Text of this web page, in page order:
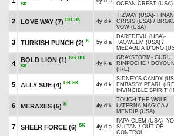
SK
OCEAN CREST (USA)
2 LOVE WAY (7) DB SK 4y d k
TIZWAY (USA)-
CRISIS (USA) /
VOW (USA)
3 TURKISH PUNCH (2) K 5y d a
DAREDEVIL (USA)-
TAQWEEM (USA) /
MEDAGLIA D'ORO
4
BOLD LION (1) KG DB
SK
4y k a
GRAYSTORM - GURU
RINPOCHE / DOYOUN
(IRE)
5 ALLY SUE (4) DB SK 4y d k
SIDNEY'S CANDY
EMBASSY PEARL
INVINCIBLE SPIRIT
6 MERAXES (5) K 4y d k
TOUCH THE WOLF-
LATERNA MAGICA /
MENDIP (USA)
7 SHEER FORCE (6) SK 4y d a
PAPA CLEM (USA)-
SULTAN / OUT OF
CONTROL